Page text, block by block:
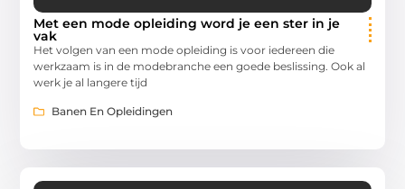
Met een mode opleiding word je een ster in je
vak
Het volgen van een mode opleiding is voor iedereen die
werkzaam is in de modebranche een goede beslissing. Ook al
werk je al langere tijd
Banen En Opleidingen